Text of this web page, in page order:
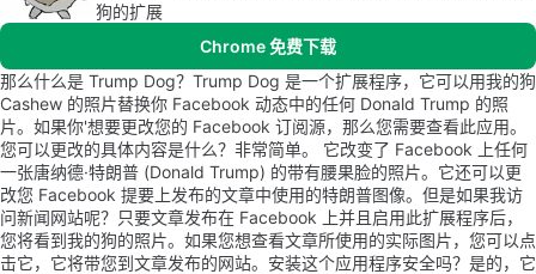
狗的扩展
Chrome 免费下载
那么什么是 Trump Dog？Trump Dog 是一个扩展程序，它可以用我的狗
Cashew 的照片替换你 Facebook 动态中的任何 Donald Trump 的照
片。如果你'想要更改您的 Facebook 订阅源，那么您需要查看此应用。
您可以更改的具体内容是什么？非常简单。 它改变了 Facebook 上任何
一张唐纳德·特朗普 (Donald Trump) 的带有腰果脸的照片。它还可以更
改您 Facebook 提要上发布的文章中使用的特朗普图像。但是如果我访
问新闻网站呢？只要文章发布在 Facebook 上并且启用此扩展程序后，
您将看到我的狗的照片。如果您想查看文章所使用的实际图片，您可以点
击它，它将带您到文章发布的网站。安装这个应用程序安全吗？是的，它